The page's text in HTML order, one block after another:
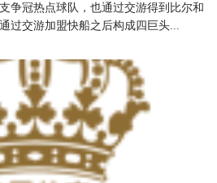
争冠热点球队，也通过交游得到比尔和
过交游加盟快船之后构成四巨头...